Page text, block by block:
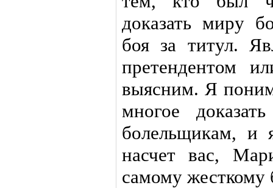
доказать миру
боя за титул.
претендентом
выясним. Я
многое
болельщикам, и
насчет вас,
самому жесткому